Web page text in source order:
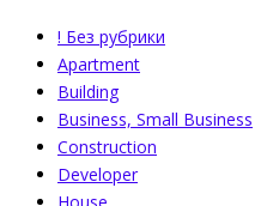
! Без рубрики
Apartment
Building
Business, Small Business
Construction
Developer